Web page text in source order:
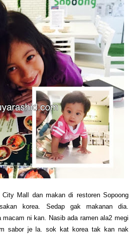
Mall dan makan di restoren Sopoong
korea. Sedap gak makanan dia.
macam ni kan. Nasib ada ramen ala2 megi
sabor je la. sok kat korea tak kan nak